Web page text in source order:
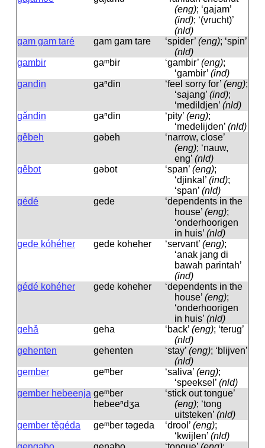
(eng); ‘gajam’
(ind); ‘(vrucht)’
(nld)
gam gam taré
gam gam tare ‘spider’ (eng); ‘spin’
(nld)
gambir
gaᵐbir ‘gambir’ (eng);
‘gambir’ (ind)
gandin
gaⁿdin ‘feel sorry for’ (eng);
‘sajang’ (ind);
‘medildjen’ (nld)
gǎndin
gaⁿdin ‘pity’ (eng);
‘medelijden’ (nld)
gěbeh
gəbeh
‘narrow, close’
(eng); ‘nauw,
eng’ (nld)
gěbot
gəbot ‘span’ (eng);
‘djinkal’ (ind);
‘span’ (nld)
gédé
gede
‘dependents in the
house’ (eng);
‘onderhoorigen
in huis’ (nld)
gede kóhéher
gede koheher ‘servant’ (eng);
‘anak jang di
bawah parintah’
(ind)
gédé kohéher
gede koheher
‘dependents in the
house’ (eng);
‘onderhoorigen
in huis’ (nld)
gehǎ
geha ‘back’ (eng); ‘terug’
(nld)
gehenten
gehenten ‘stay’ (eng); ‘blijven’
(nld)
gember
geᵐber ‘saliva’ (eng);
‘speeksel’ (nld)
gember hebeenja geᵐber
hebeeⁿdʒa
‘stick out tongue’
(eng); ‘tong
uitsteken’ (nld)
gember těgéda
geᵐber təgeda ‘drool’ (eng);
‘kwijlen’ (nld)